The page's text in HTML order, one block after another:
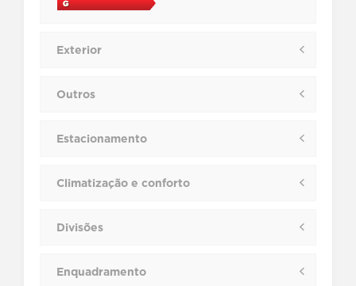
Exterior
Outros
Estacionamento
Climatização e conforto
Divisões
Enquadramento